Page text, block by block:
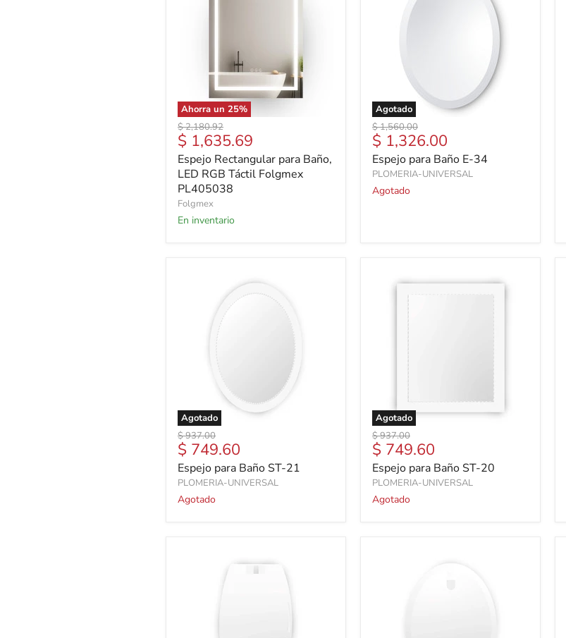
Ahorra un 25%
Precio
original
$ 2,180.92
Precio
actual
$ 1,635.69
Espejo Rectangular para Baño,
LED RGB Táctil Folgmex
PL405038
Folgmex
En inventario
Agotado
Precio
original
$ 1,560.00
Precio
actual
$ 1,326.00
Espejo para Baño E-34
PLOMERIA-UNIVERSAL
Agotado
Agotado
Precio
original
$ 937.00
Precio
actual
$ 749.60
Espejo para Baño ST-21
PLOMERIA-UNIVERSAL
Agotado
Agotado
Precio
original
$ 937.00
Precio
actual
$ 749.60
Espejo para Baño ST-20
PLOMERIA-UNIVERSAL
Agotado